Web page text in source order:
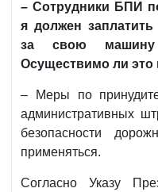
– Сотрудники БПИ
я должен
за свою
Осуществимо ли это
– Меры по
административных
безопасности
применяться.
Согласно Указу